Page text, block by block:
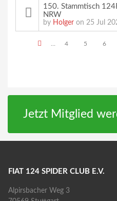
150. Stammtisch
NRW
by Holger on 25 Jul
Seiten 4 5 6
Jetzt Mitglied
FIAT 124 SPIDER CLUB E.V.
Alpirsbacher Weg 3